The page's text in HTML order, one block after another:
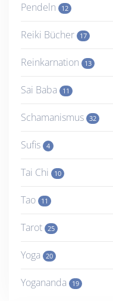
Pendeln 12
Reiki Bücher 17
Reinkarnation 13
Sai Baba 11
Schamanismus 32
Sufis 4
Tai Chi 10
Tao 11
Tarot 25
Yoga 20
Yogananda 19